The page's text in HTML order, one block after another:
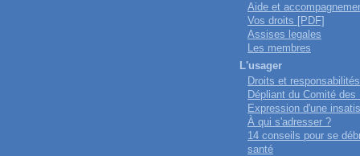
Aide et
Vos droits [PDF]
Assises legales
Les membres
L'usager
Droits et responsabilités
Dépliant du Comité
Expression d'une
À qui s'adresser ?
14 conseils pour se
santé